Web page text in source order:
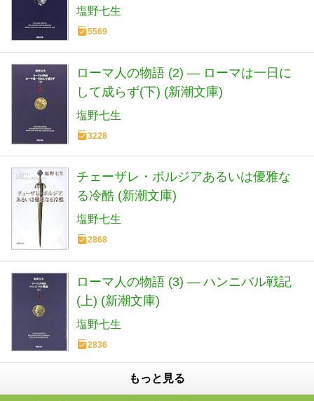
塩野七生
5569
ローマ人の物語 (2) ― ローマは一日に
して成らず(下) (新潮文庫)
塩野七生
3228
チェーザレ・ボルジアあるいは優雅な
る冷酷 (新潮文庫)
塩野七生
2868
ローマ人の物語 (3) ― ハンニバル戦記
(上) (新潮文庫)
塩野七生
2836
もっと見る